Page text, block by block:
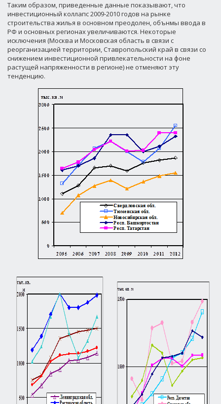
Таким образом, приведенные данные показывают, что
инвестиционный коллапс 2009-2010 годов на рынке
строительства жилья в основном преодолен, обънмы ввода в
РФ и основных регионах увеличиваются. Некоторые
исключения (Москва и Московская область в связи с
реорганизацией территории, Ставропольский край в связи со
снижением инвестиционной привлекательности на фоне
растущей напряженности в регионе) не отменяют эту
тенденцию.